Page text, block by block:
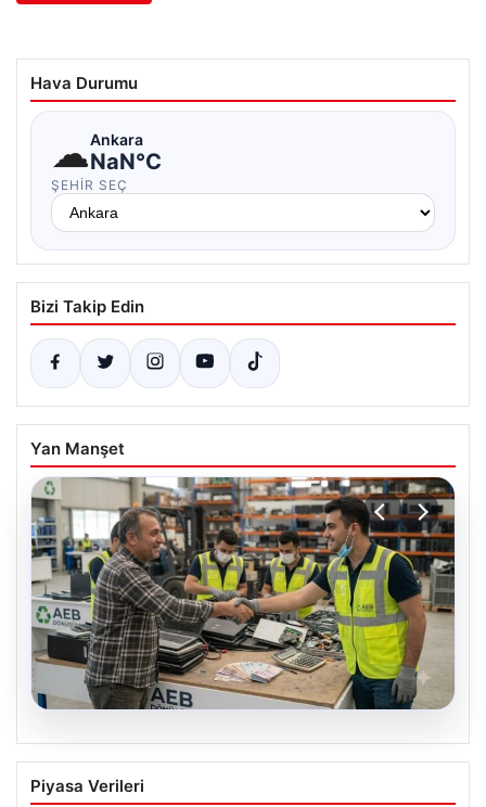
Hava Durumu
☁Ankara
NaN°C
ŞEHIR SEÇ
Bizi Takip Edin
Yan Manşet
08.08.2026
Profesyonel Atık Dönüşümü ve Geri
Hizmetleri
Piyasa Verileri